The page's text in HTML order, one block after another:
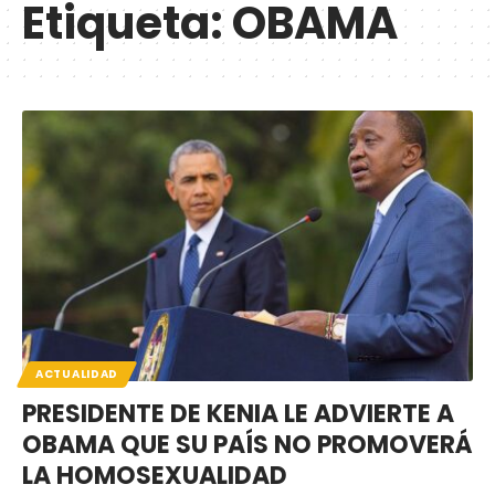
Etiqueta:OBAMA
ACTUALIDAD
PRESIDENTE DE KENIA LE ADVIERTE A
OBAMA QUE SU PAÍS NO PROMOVERÁ
LA HOMOSEXUALIDAD